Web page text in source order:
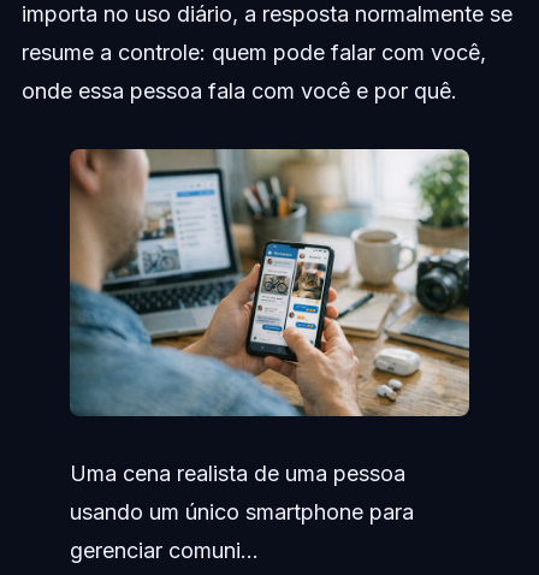
importa no uso diário, a resposta normalmente se
resume a controle: quem pode falar com você,
onde essa pessoa fala com você e por quê.
Uma cena realista de uma pessoa
usando um único smartphone para
gerenciar comuni...